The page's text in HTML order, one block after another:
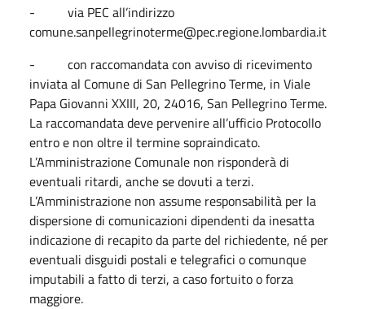
- via PEC all’indirizzo
comune.sanpellegrinoterme@pec.regione.lombardia.it
- con raccomandata con avviso di ricevimento
inviata al Comune di San Pellegrino Terme, in Viale
Papa Giovanni XXIII, 20, 24016, San Pellegrino Terme.
La raccomandata deve pervenire all’ufficio Protocollo
entro e non oltre il termine sopraindicato.
L’Amministrazione Comunale non risponderà di
eventuali ritardi, anche se dovuti a terzi.
L’Amministrazione non assume responsabilità per la
dispersione di comunicazioni dipendenti da inesatta
indicazione di recapito da parte del richiedente, né per
eventuali disguidi postali e telegrafici o comunque
imputabili a fatto di terzi, a caso fortuito o forza
maggiore.